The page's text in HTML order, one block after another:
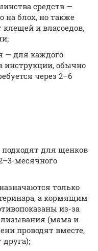
средств —
на блох, но также
и власоедов,
— для каждого
инструкции, обычно
через 2–6
для щенков
месячного
только
а кормящим
из-за
(мама и
проводят вместе,